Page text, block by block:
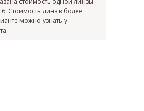
Стоимость линз в более
можно узнать у